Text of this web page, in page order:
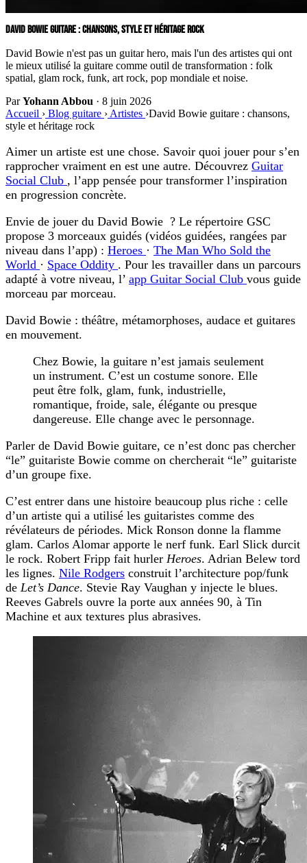
DAVID BOWIE GUITARE : CHANSONS, STYLE ET HÉRITAGE ROCK
David Bowie n'est pas un guitar hero, mais l'un des artistes qui ont
le mieux utilisé la guitare comme outil de transformation : folk
spatial, glam rock, funk, art rock, pop mondiale et noise.
ParYohann Abbou · 8 juin 2026
Accueil › Blog guitare › Artistes ›David Bowie guitare : chansons,
style et héritage rock
Aimer un artiste est une chose. Savoir quoi jouer pour s’en
rapprocher vraiment en est une autre. Découvrez Guitar
Social Club , l’app pensée pour transformer l’inspiration
en progression concrète.
Envie de jouer du David Bowie ? Le répertoire GSC
propose 3 morceaux guidés (vidéos guidées, rangées par
niveau dans l’app) : Heroes · The Man Who Sold the
World · Space Oddity . Pour les travailler dans un parcours
adapté à votre niveau, l’ app Guitar Social Club vous guide
morceau par morceau.
David Bowie : théâtre, métamorphoses, audace et guitares
en mouvement.
Chez Bowie, la guitare n’est jamais seulement
un instrument. C’est un costume sonore. Elle
peut être folk, glam, funk, industrielle,
romantique, froide, sale, élégante ou presque
dangereuse. Elle change avec le personnage.
Parler de David Bowie guitare, ce n’est donc pas chercher
“le” guitariste Bowie comme on chercherait “le” guitariste
d’un groupe fixe.
C’est entrer dans une histoire beaucoup plus riche : celle
d’un artiste qui a utilisé les guitaristes comme des
révélateurs de périodes. Mick Ronson donne la flamme
glam. Carlos Alomar apporte le nerf funk. Earl Slick durcit
le rock. Robert Fripp fait hurler Heroes. Adrian Belew tord
les lignes. Nile Rodgers construit l’architecture pop/funk
de Let’s Dance. Stevie Ray Vaughan y injecte le blues.
Reeves Gabrels ouvre la porte aux années 90, à Tin
Machine et aux textures plus abrasives.